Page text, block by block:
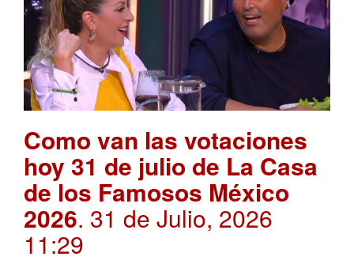
Como van las votaciones
hoy 31 de julio de La Casa
de los Famosos México
2026. 31 de Julio, 2026
11:29